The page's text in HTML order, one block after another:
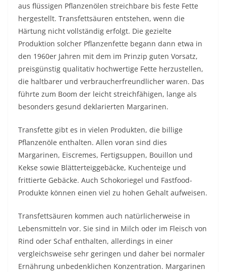
aus flüssigen Pflanzenölen streichbare bis feste Fette
hergestellt. Transfettsäuren entstehen, wenn die
Härtung nicht vollständig erfolgt. Die gezielte
Produktion solcher Pflanzenfette begann dann etwa in
den 1960er Jahren mit dem im Prinzip guten Vorsatz,
preisgünstig qualitativ hochwertige Fette herzustellen,
die haltbarer und verbraucherfreundlicher waren. Das
führte zum Boom der leicht streichfähigen, lange als
besonders gesund deklarierten Margarinen.
Transfette gibt es in vielen Produkten, die billige
Pflanzenöle enthalten. Allen voran sind dies
Margarinen, Eiscremes, Fertigsuppen, Bouillon und
Kekse sowie Blätterteiggebäcke, Kuchenteige und
frittierte Gebäcke. Auch Schokoriegel und Fastfood-
Produkte können einen viel zu hohen Gehalt aufweisen.
Transfettsäuren kommen auch natürlicherweise in
Lebensmitteln vor. Sie sind in Milch oder im Fleisch von
Rind oder Schaf enthalten, allerdings in einer
vergleichsweise sehr geringen und daher bei normaler
Ernährung unbedenklichen Konzentration. Margarinen